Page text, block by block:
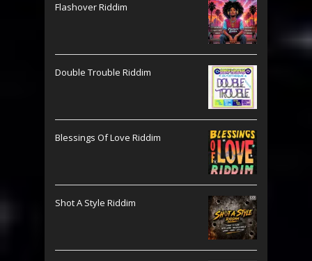
Flashover Riddim
Double Trouble Riddim
Blessings Of Love Riddim
Shot A Style Riddim